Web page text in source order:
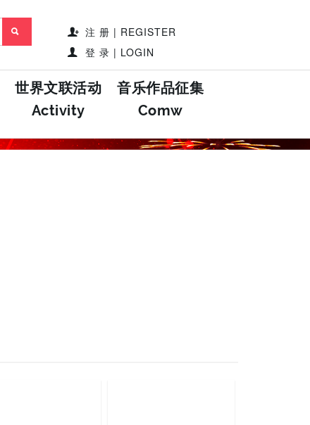
注 册 | REGISTER
登 录 | LOGIN
世界文联活动
Activity
音乐作品征集
Comw